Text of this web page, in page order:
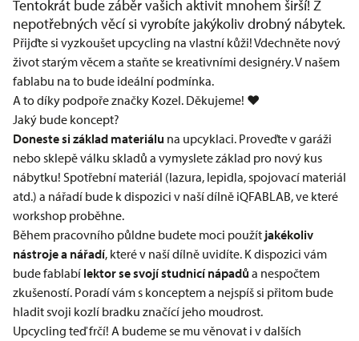
Tentokrát bude záběr vašich aktivit mnohem širší! Z
nepotřebných věcí si vyrobíte jakýkoliv drobný nábytek.
Přijďte si vyzkoušet upcycling na vlastní kůži! Vdechněte nový
život starým věcem a staňte se kreativními designéry. V našem
fablabu na to bude ideální podmínka.
A to díky podpoře značky Kozel. Děkujeme! ❤
Jaký bude koncept?
Doneste si základ materiálu na upcyklaci. Proveďte v garáži
nebo sklepě válku skladů a vymyslete základ pro nový kus
nábytku! Spotřební materiál (lazura, lepidla, spojovací materiál
atd.) a nářadí bude k dispozici v naší dílně iQFABLAB, ve které
workshop proběhne.
Během pracovního půldne budete moci použít jakékoliv
nástroje a nářadí, které v naší dílně uvidíte. K dispozici vám
bude fablabí lektor se svojí studnicí nápadů a nespočtem
zkušeností. Poradí vám s konceptem a nejspíš si přitom bude
hladit svoji kozlí bradku značící jeho moudrost.
Upcycling teď frčí! A budeme se mu věnovat i v dalších